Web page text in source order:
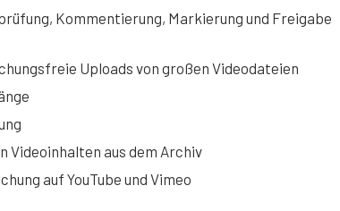
Kommentierung, Markierung und Freigabe
Uploads von großen Videodateien
Videoinhalten aus dem Archiv
auf YouTube und Vimeo